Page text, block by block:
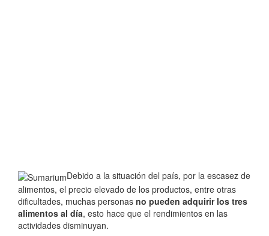
Debido a la situación del país, por la escasez de
alimentos, el precio elevado de los productos, entre otras
dificultades, muchas personas no pueden adquirir los tres
alimentos al día, esto hace que el rendimientos en las
actividades disminuyan.